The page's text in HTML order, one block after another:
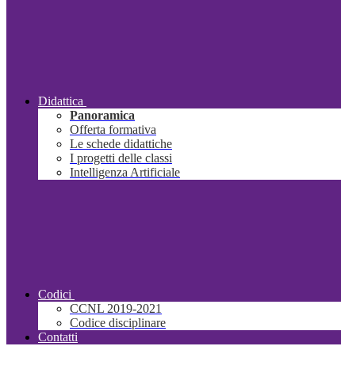
Didattica
Panoramica
Offerta formativa
Le schede didattiche
I progetti delle classi
Intelligenza Artificiale
Codici
CCNL 2019-2021
Codice disciplinare
Contatti